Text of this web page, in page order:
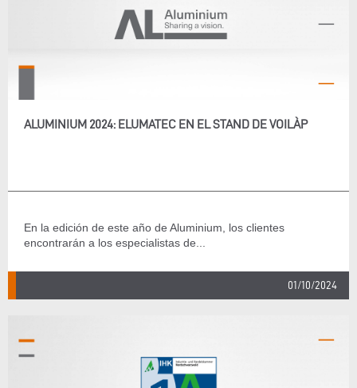
ALUMINIUM 2024: ELUMATEC EN EL STAND DE VOILÀP
En la edición de este año de Aluminium, los clientes
encontrarán a los especialistas de...
01/10/2024